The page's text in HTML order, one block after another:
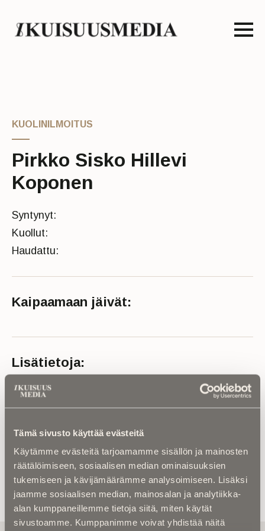
Tämä sivusto käyttää evästeitä
Käytämme evästeitä tarjoamamme sisällön ja mainosten
räätälöimiseen, sosiaalisen median ominaisuuksien
tukemiseen ja kävijämäärämme analysoimiseen. Lisäksi
jaamme sosiaalisen median, mainosalan ja analytiikka-
alan kumppaneillemme tietoja siitä, miten käytät
sivustoamme. Kumppanimme voivat yhdistää näitä
KUOLINILMOITUS
Pirkko Sisko Hillevi
Koponen
Syntynyt:
Kuollut:
Haudattu:
Kaipaamaan jäivät:
Lisätietoja:
IKä: 92 vuotta
lehti